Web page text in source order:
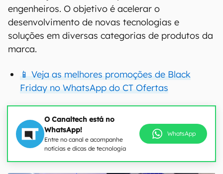
engenheiros. O objetivo é acelerar o
desenvolvimento de novas tecnologias e
soluções em diversas categorias de produtos da
marca.
📱 Veja as melhores promoções de Black
Friday no WhatsApp do CT Ofertas
O Canaltech está no
WhatsApp!
Entre no canal e acompanhe
notícias e dicas de tecnologia
WhatsApp